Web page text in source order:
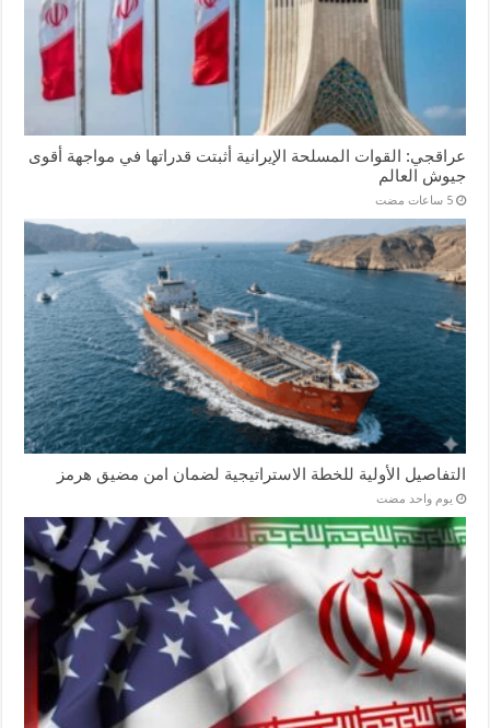
عراقجي: القوات المسلحة الإيرانية أثبتت قدراتها في مواجهة أقوى
جيوش العالم
‏5 ساعات مضت
التفاصيل الأولية للخطة الاستراتيجية لضمان امن مضيق هرمز
‏يوم واحد مضت